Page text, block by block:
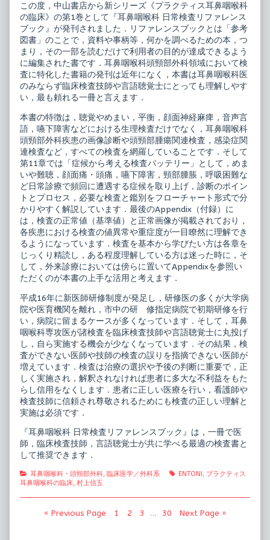
鼻
咽
喉
科
の
臨
床
1
耳
鼻
科
日
常
検
査
リ
フ
ァ
レ
ン
ス
ブ
ッ
ク
published
on
ラ
テ
ィ
ス
耳
鼻
咽
喉
科
臨
床
1
耳
鼻
咽
喉
科
日
常
検
査
リ
フ
ァ
レ
ン
ス
ブ
ク,
この度，中山書店から新シリーズ《プラクティス耳鼻咽喉科
の臨床》の第1巻として『耳鼻咽喉科 日常検査リファレンス
ブック』が発刊されました．リファレンスブックとは「参考
図書」のことで，資料や事柄等，何かを調べるための本，つ
まり，その一部を読むだけで利用者の目的が達成できるよう
に編集された書です．耳鼻咽喉科頭頸部外科領域において検
査に特化した書籍の発刊は近年になく，本書は耳鼻咽喉科医
のみならず臨床検査技師や言語聴覚士にとっても理解しやす
い，最も頼れる一冊と言えます．
本書の特徴は，聴覚やめまい，平衡，顔面神経麻痺，音声言
語，嚥下障害などにおける生理検査だけでなく，耳鼻咽喉科
頭頸部外科疾患の画像診断や頭頸部腫瘍関連検査，感染症関
連検査など，すべての検査を網羅していることです．そして
第11章では「症候から考える検査バッテリー」として，めま
いや難聴，顔面痛・頭痛，嚥下障害，頸部腫脹，呼吸困難な
ど日常診療で頻回に遭遇する症候を取り上げ，診断のポイン
トとプロセス，必要な検査と鑑別をフローチャート形式で分
かりやすく解説しています．最後のAppendix（付録）に
は，検査の正常値（基準値）と正常画像が掲載されており，
各疾患における検査の値異常や重症度が一目瞭然に理解でき
るようになっています．検査を基本から学びたい方は各章を
じっくり精読し，ある程度理解している方は迷った時に，そ
して，外来診療においては傍らに置いてAppendixを参照い
ただくのが本書の上手な活用と考えます．
平成16年に新医師研修制度が発足し，研修医の多くが大学病
院や医育機関を離れ，市中の研 修指定病院で初期研修を行
い，病院に留まるケースが多くなっています．そして，耳鼻
咽喉科専攻医が諸検査を臨床検査技師や言語聴覚士に丸投げ
し，自ら実施する機会が少なくなっています．その結果，検
査ができない医師や技師の検査の誤りを指摘できない医師が
増えています．検査は治療の選択や予後の判断に重要で，正
しく実施され，解釈されなければ患者に多大な不利益をもた
らし信用をなくします．患者に正しい医療を行い，看護師や
検査技師に信頼され尊敬されるためにも検査の正しい理解と
実施は必須です．
『耳鼻咽喉科 日常検査リファレンスブック』は，一冊で医
師，臨床検査技師，言語聴覚士が共に学べる最適の検査書と
して推奨できます．
Categories
耳鼻咽喉科・頭頸部外科, 臨床医学／外科系 Tags
ENTONI, プラクティス
耳鼻咽喉科の臨床, 村上信五
« Previous Page Page
1 Page
2 Page
3 … Page
30 Next Page »